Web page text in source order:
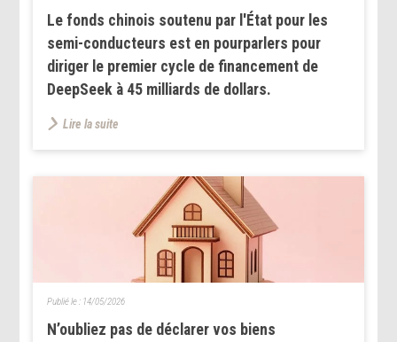
Le fonds chinois soutenu par l'État pour les
semi-conducteurs est en pourparlers pour
diriger le premier cycle de financement de
DeepSeek à 45 milliards de dollars.
Lire la suite
N’oubliez pas de déclarer vos biens
Publié le : 14/05/2026